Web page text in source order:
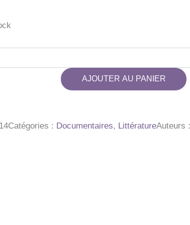
AJOUTER AU PANIER
Catégories : Documentaires, LittératureAuteurs :